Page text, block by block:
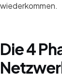
wiederkommen.
Die 4